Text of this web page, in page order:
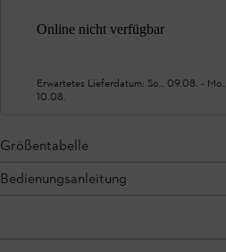
Online nicht verfügbar
Erwartetes Lieferdatum: So., 09.08. - Mo.,
10.08.
Größentabelle
Bedienungsanleitung